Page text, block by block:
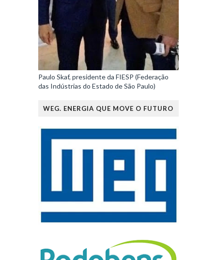
Paulo Skaf, presidente da FIESP (Federação
das Indústrias do Estado de São Paulo)
WEG. ENERGIA QUE MOVE O FUTURO